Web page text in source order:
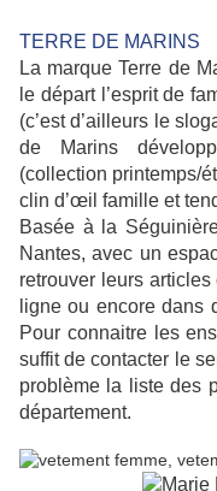
TERRE DE MARINS
La marque Terre de
le départ l’esprit de
(c’est d’ailleurs le
de Marins
(collection printemps/
clin d’œil famille et
Basée à la
Nantes, avec un
retrouver leurs
ligne ou encore dans
Pour connaitre les
suffit de contacter le
problème la liste des
département.